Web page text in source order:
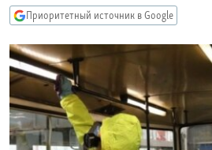
главной
навигации
Вернутся
поиску
IDEL.РЕАЛИИ
КАВКАЗ.РЕАЛИИ
СЕВЕР.РЕАЛИИ
СИБИРЬ.РЕАЛИИ
РАСПИСАНИЕ ВЕЩАНИЯ
Приоритетный источник в Google